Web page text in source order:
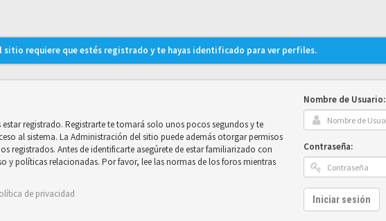
sitio requiere que estés registrado y te hayas identificado para ver perfiles.
estar registrado. Registrarte te tomará solo unos pocos segundos y te
al sistema. La Administración del sitio puede además otorgar permisos
registrados. Antes de identificarte asegúrete de estar familiarizado con
y políticas relacionadas. Por favor, lee las normas de los foros mientras
de privacidad
Nombre de Usuario:
Contraseña:
Iniciar sesión